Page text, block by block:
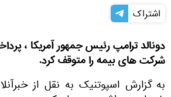
اشتراک
دونالد ترامپ رئیس جمهور آمریکا ،
شرکت های بیمه را متوقف کرد.
به گزارش اسپوتنیک به نقل از